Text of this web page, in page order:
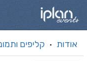
אודות · קליפים